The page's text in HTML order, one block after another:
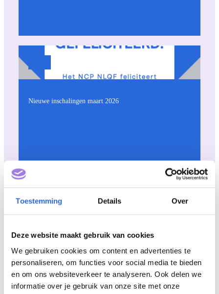
Toestemming Details Over
Deze website maakt gebruik van cookies
We gebruiken cookies om content en advertenties te
personaliseren, om functies voor social media te bieden
en om ons websiteverkeer te analyseren. Ook delen we
informatie over je gebruik van onze site met onze
Nieuwe inschalingen maart 2026
Dit is het NLQF